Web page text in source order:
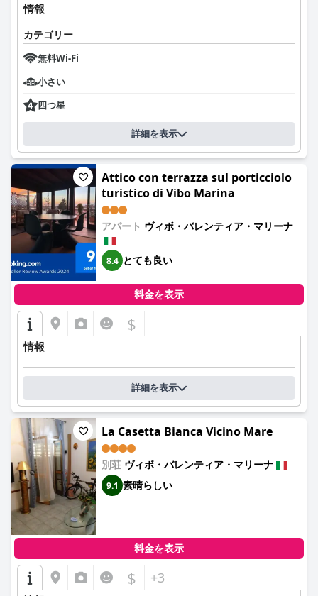
情報
カテゴリー
無料Wi-Fi
小さい
四つ星
詳細を表示
Attico con terrazza sul porticciolo
turistico di Vibo Marina
アパート ヴィボ・バレンティア・マリーナ
8.4 とても良い
料金を表示
$
情報
詳細を表示
La Casetta Bianca Vicino Mare
別荘 ヴィボ・バレンティア・マリーナ
9.1 素晴らしい
料金を表示
$ +3